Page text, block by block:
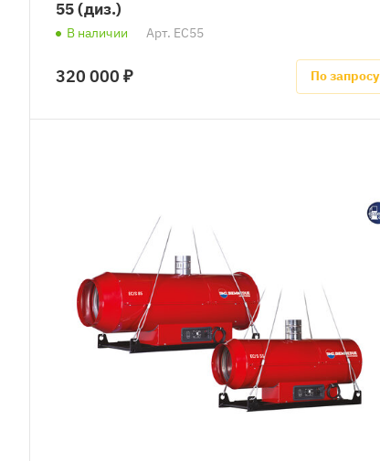
55 (диз.)
В наличии Арт. EC55
320 000 ₽ По запросу